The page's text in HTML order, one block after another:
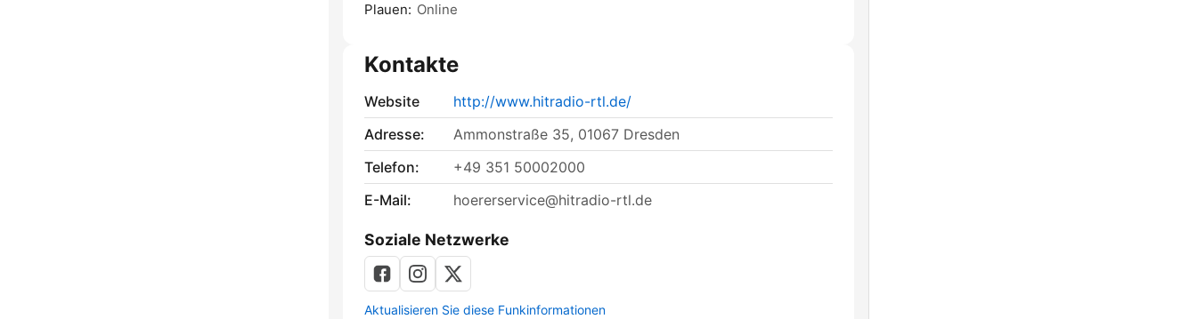
Plauen: Online
Kontakte
Website
http://www.hitradio-rtl.de/
Adresse:
Ammonstraße 35, 01067 Dresden
Telefon:
+49 351 50002000
E-Mail:
hoererservice@hitradio-rtl.de
Soziale Netzwerke
Aktualisieren Sie diese Funkinformationen